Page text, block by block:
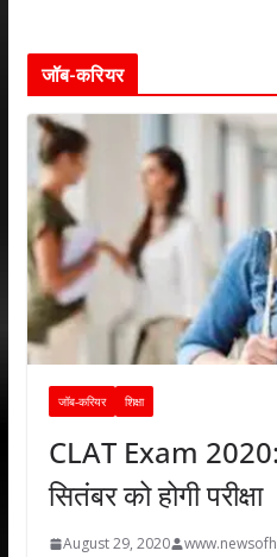
जॉब-करियर
जॉब-करियर शिक्षा
CLAT Exam
सितंबर को होगी परीक्षा
August 29, 2020